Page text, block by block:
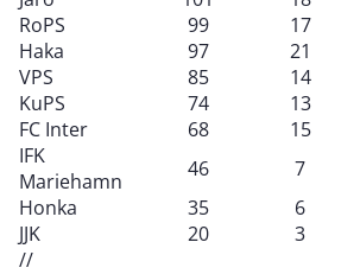
RoPS
99
17
Haka
97
21
VPS
85
14
KuPS
74
13
FC Inter
68
15
IFK
Mariehamn
46
7
Honka
35
6
JJK
20
3
//